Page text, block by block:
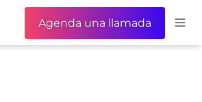
Agenda una llamada